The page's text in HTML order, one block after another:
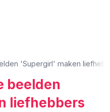
'Supergirl' maken
beelden
liefhebbers